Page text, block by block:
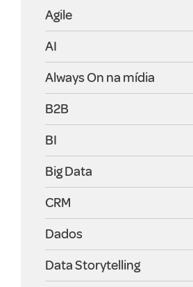
Agile
AI
Always On na mídia
B2B
BI
Big Data
CRM
Dados
Data Storytelling